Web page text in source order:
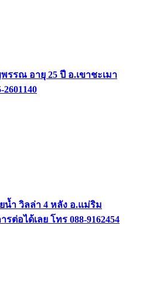
รรณ อายุ 25 ปี อ.เขาชะเมา
น้ำ วิลล่า 4 หลัง อ.แม่ริม
ต่อได้เลย โทร 088-9162454